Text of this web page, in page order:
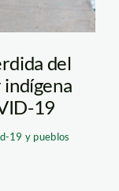
del
19
19 y pueblos